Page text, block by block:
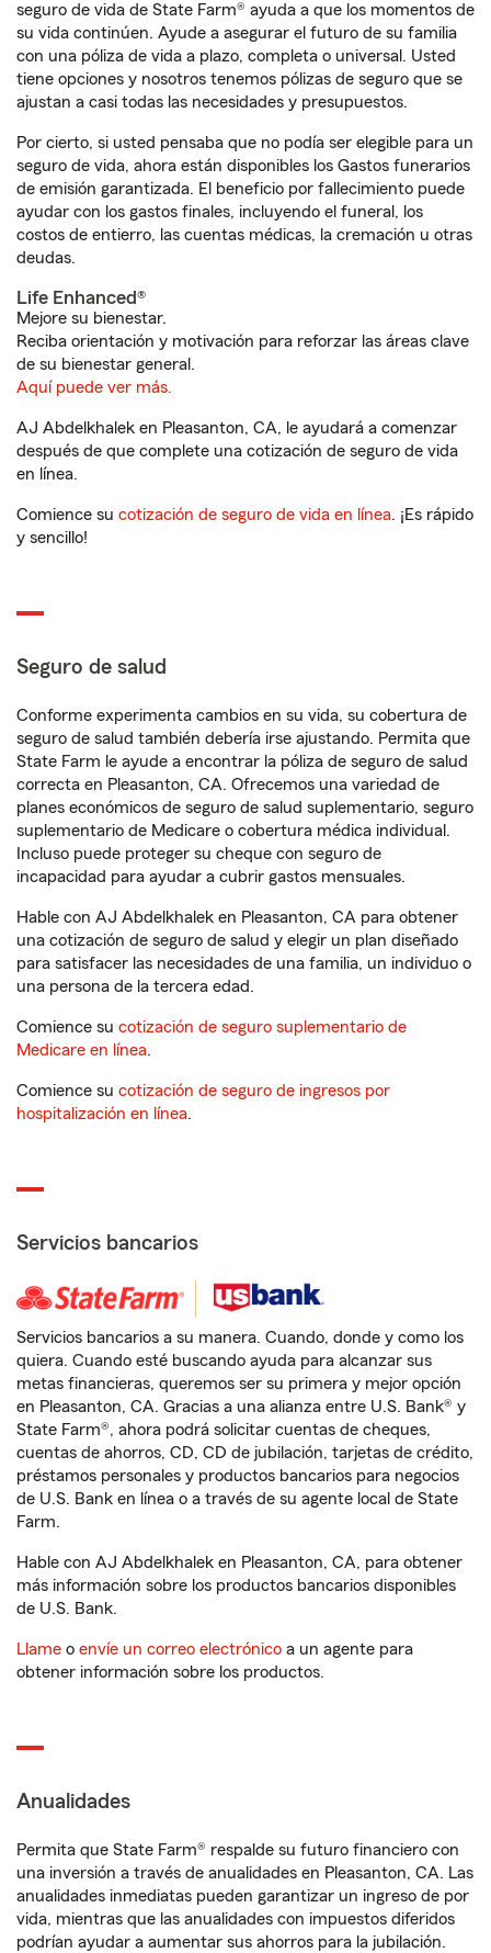
seguro de vida de State Farm® ayuda a que los momentos de
su vida continúen. Ayude a asegurar el futuro de su familia
con una póliza de vida a plazo, completa o universal. Usted
tiene opciones y nosotros tenemos pólizas de seguro que se
ajustan a casi todas las necesidades y presupuestos.
Por cierto, si usted pensaba que no podía ser elegible para un
seguro de vida, ahora están disponibles los Gastos funerarios
de emisión garantizada. El beneficio por fallecimiento puede
ayudar con los gastos finales, incluyendo el funeral, los
costos de entierro, las cuentas médicas, la cremación u otras
deudas.
Life Enhanced®
Mejore su bienestar.
Reciba orientación y motivación para reforzar las áreas clave
de su bienestar general.
Aquí puede ver más.
AJ Abdelkhalek en Pleasanton, CA, le ayudará a comenzar
después de que complete una cotización de seguro de vida
en línea.
Comience su cotización de seguro de vida en línea. ¡Es rápido
y sencillo!
Seguro de salud
Conforme experimenta cambios en su vida, su cobertura de
seguro de salud también debería irse ajustando. Permita que
State Farm le ayude a encontrar la póliza de seguro de salud
correcta en Pleasanton, CA. Ofrecemos una variedad de
planes económicos de seguro de salud suplementario, seguro
suplementario de Medicare o cobertura médica individual.
Incluso puede proteger su cheque con seguro de
incapacidad para ayudar a cubrir gastos mensuales.
Hable con AJ Abdelkhalek en Pleasanton, CA para obtener
una cotización de seguro de salud y elegir un plan diseñado
para satisfacer las necesidades de una familia, un individuo o
una persona de la tercera edad.
Comience su cotización de seguro suplementario de
Medicare en línea.
Comience su cotización de seguro de ingresos por
hospitalización en línea.
Servicios bancarios
Servicios bancarios a su manera. Cuando, donde y como los
quiera. Cuando esté buscando ayuda para alcanzar sus
metas financieras, queremos ser su primera y mejor opción
en Pleasanton, CA. Gracias a una alianza entre U.S. Bank® y
State Farm®, ahora podrá solicitar cuentas de cheques,
cuentas de ahorros, CD, CD de jubilación, tarjetas de crédito,
préstamos personales y productos bancarios para negocios
de U.S. Bank en línea o a través de su agente local de State
Farm.
Hable con AJ Abdelkhalek en Pleasanton, CA, para obtener
más información sobre los productos bancarios disponibles
de U.S. Bank.
Llame o envíe un correo electrónico a un agente para
obtener información sobre los productos.
Anualidades
Permita que State Farm® respalde su futuro financiero con
una inversión a través de anualidades en Pleasanton, CA. Las
anualidades inmediatas pueden garantizar un ingreso de por
vida, mientras que las anualidades con impuestos diferidos
podrían ayudar a aumentar sus ahorros para la jubilación.